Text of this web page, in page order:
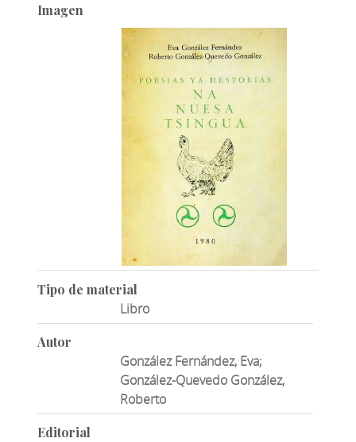
Imagen
Tipo de material
Libro
Autor
González Fernández, Eva;
González-Quevedo González,
Roberto
Editorial